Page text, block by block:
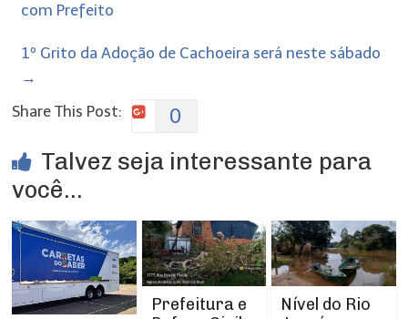
com Prefeito
1º Grito da Adoção de Cachoeira será neste sábado
→
Share This Post:
0
Talvez seja interessante para
você...
Prefeitura e
Nível do Rio